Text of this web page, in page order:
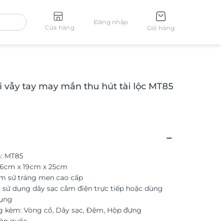
Cửa hàng
Đăng nhập
Giỏ hàng
vẫy tay may mắn thu hút tài lộc MT85
MT85
x 19cm x 25cm
sứ tráng men cao cấp
sử dụng dây sạc cắm điện trực tiếp hoặc dùng
kèm: Vòng cổ, Dây sạc, Đệm, Hộp đựng